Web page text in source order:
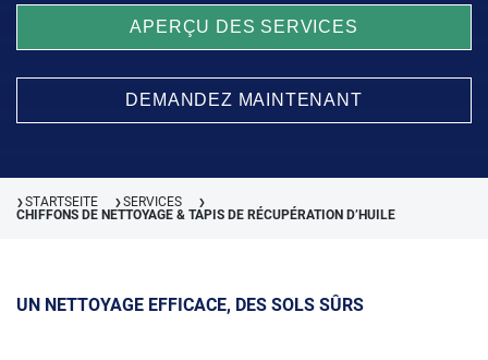
APERÇU DES SERVICES
DEMANDEZ MAINTENANT
❯ STARTSEITE ❯ SERVICES ❯
CHIFFONS DE NETTOYAGE & TAPIS DE RÉCUPÉRATION D’HUILE
UN NETTOYAGE EFFICACE, DES SOLS SÛRS